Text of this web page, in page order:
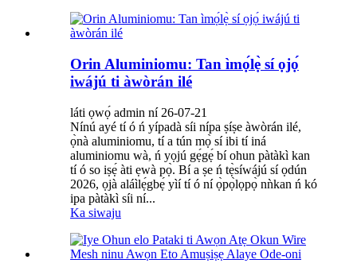
Orin Aluminiomu: Tan ìmọ́lẹ̀ sí ọjọ́
iwájú ti àwòrán ilé
láti ọwọ́ admin ní 26-07-21
Nínú ayé tí ó ń yípadà síi nípa ṣíṣe àwòrán ilé,
ọ̀nà aluminiomu, tí a tún mọ̀ sí ibi tí iná
aluminiomu wà, ń yọjú gẹ́gẹ́ bí ohun pàtàkì kan
tí ó so iṣẹ́ àti ẹwà pọ̀. Bí a ṣe ń tẹ̀síwájú sí ọdún
2026, ọjà aláìlẹ́gbẹ́ yìí tí ó ní ọ̀pọ̀lọpọ̀ nǹkan ń kó
ipa pàtàkì síi ní...
Ka siwaju